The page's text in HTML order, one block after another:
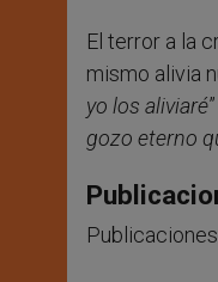
El terror a la
mismo alivia
yo los aliviaré
gozo eterno